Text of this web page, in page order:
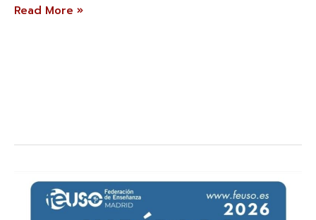
Read More »
jornada